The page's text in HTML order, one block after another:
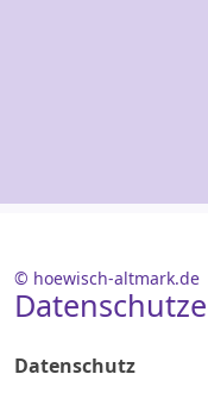
© hoewisch-altmark.de
Datenschutz